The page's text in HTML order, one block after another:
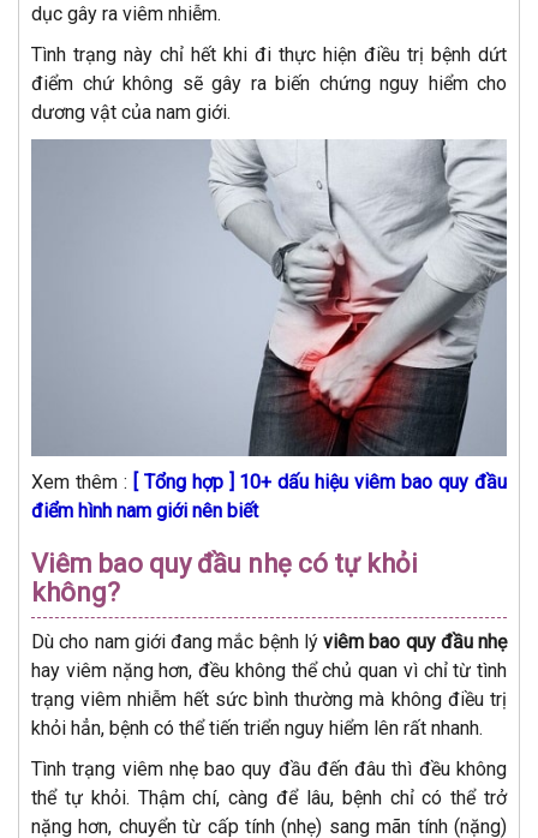
dục gây ra viêm nhiễm.
Tình trạng này chỉ hết khi đi thực hiện điều trị bệnh dứt
điểm chứ không sẽ gây ra biến chứng nguy hiểm cho
dương vật của nam giới.
Xem thêm : [ Tổng hợp ] 10+ dấu hiệu viêm bao quy đầu
điểm hình nam giới nên biết
Viêm bao quy đầu nhẹ có tự khỏi
không?
Dù cho nam giới đang mắc bệnh lý viêm bao quy đầu nhẹ
hay viêm nặng hơn, đều không thể chủ quan vì chỉ từ tình
trạng viêm nhiễm hết sức bình thường mà không điều trị
khỏi hẳn, bệnh có thể tiến triển nguy hiểm lên rất nhanh.
Tình trạng viêm nhẹ bao quy đầu đến đâu thì đều không
thể tự khỏi. Thậm chí, càng để lâu, bệnh chỉ có thể trở
nặng hơn, chuyển từ cấp tính (nhẹ) sang mãn tính (nặng)